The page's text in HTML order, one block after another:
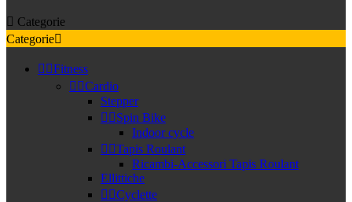
 Categorie
Categorie
 Fitness
 Cardio
Stepper
 Spin Bike
Indoor cycle
 Tapis Roulant
Ricambi-Accessori Tapis Roulant
Ellittiche
 Cyclette